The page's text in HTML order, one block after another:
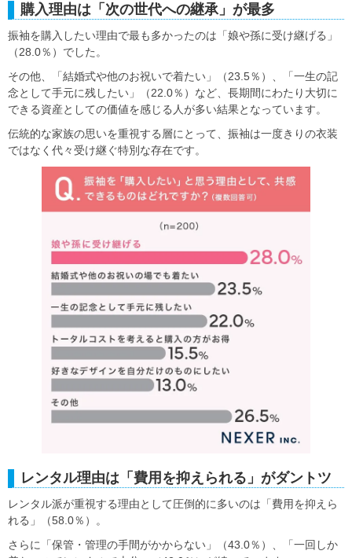
購入理由は「次の世代への継承」が最多
振袖を購入したい理由で最も多かったのは「娘や孫に受け継げる」
（28.0％）でした。
その他、「結婚式や他のお祝いで着たい」（23.5％）、「一生の記
念として手元に残したい」（22.0％）など、長期間にわたり大切に
できる資産としての価値を感じる人が多い結果となっています。
伝統的な家族の思いを重視する層にとって、振袖は一度きりの衣装
ではなく代々受け継ぐ特別な存在です。
レンタル理由は「費用を抑えられる」がダントツ
レンタル派が重視する理由として圧倒的に多いのは「費用を抑えら
れる」（58.0％）。
さらに「保管・管理の手間がかからない」（43.0％）、「一回しか